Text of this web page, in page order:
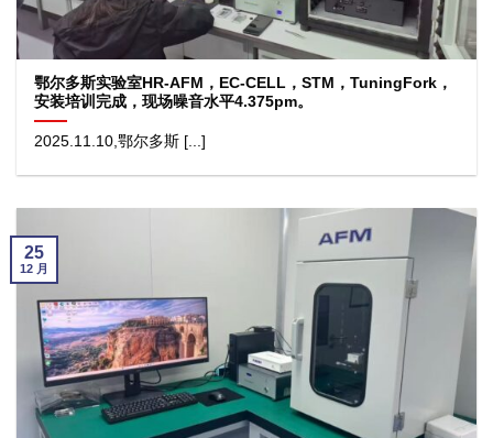
鄂尔多斯实验室HR-AFM，EC-CELL，STM，TuningFork，
安装培训完成，现场噪音水平4.375pm。
2025.11.10,鄂尔多斯 [...]
25
12 月